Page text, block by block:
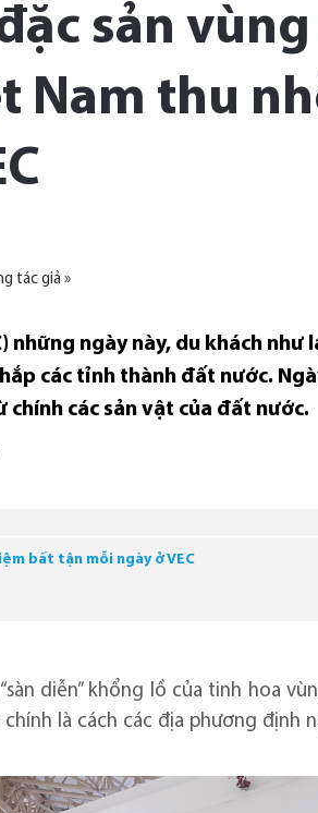
sản
Nam thu
tác giả »
những ngày này, du khách như
các tỉnh thành đất nước.
các sản vật của đất nước.
bất tận mỗi ngày ở VEC
diễn” khổng lồ của tinh hoa
là cách các địa phương định